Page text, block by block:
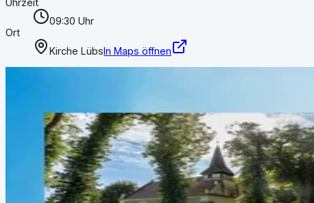
Uhrzeit
09:30 Uhr
Ort
Kirche LübsIn Maps öffnen